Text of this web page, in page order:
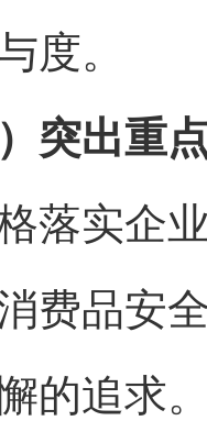
度。
）突出重
落实企
费品安
的追求